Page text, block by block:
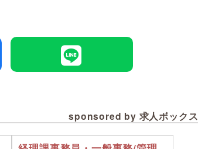
sponsored by 求人ボックス